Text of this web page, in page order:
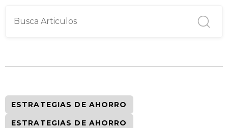
ESTRATEGIAS DE AHORRO
ESTRATEGIAS DE AHORRO